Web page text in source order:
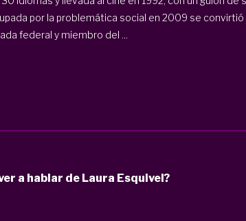
por la problemática social en 2009 se convirtió
federal y miembro del ...
a hablar de Laura Esquivel?